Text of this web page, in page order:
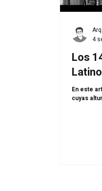
Los
En este
cuyas
4